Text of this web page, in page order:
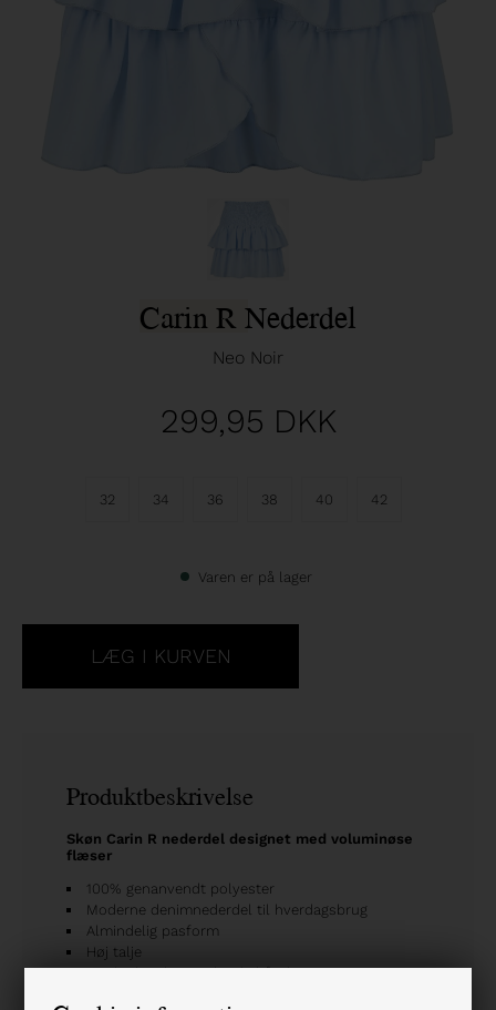
Carin R Nederdel
Neo Noir
299,95 DKK
32 34 36 38 40 42
Varen er på lager
Produktbeskrivelse
Skøn Carin R nederdel designet med voluminøse
flæser
100% genanvendt polyester
Moderne denimnederdel til hverdagsbrug
Almindelig pasform
Høj talje
Bredt elastik smock-taljebånd